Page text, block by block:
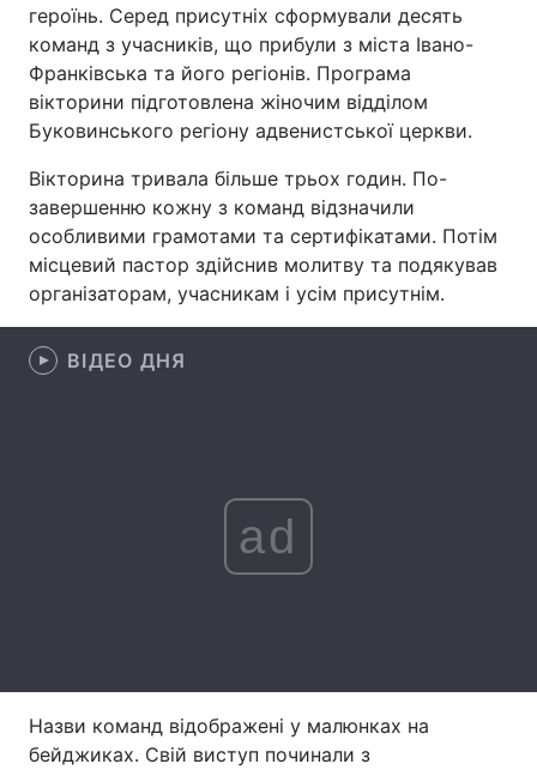
Україна Політика
Економіка Світ
Спорт Наука
Техно і зв'язок Лайт
Зброя Інциденти
Здоров'я Туризм
Цікавинки
Статті
Думки
Послуги
героїнь. Серед присутніх сформували десять
команд з учасників, що прибули з міста Івано-
Франківська та його регіонів. Програма
вікторини підготовлена жіночим відділом
Буковинського регіону адвенистської церкви.
Вікторина тривала більше трьох годин. По-
завершенню кожну з команд відзначили
особливими грамотами та сертифікатами. Потім
місцевий пастор здійснив молитву та подякував
організаторам, учасникам і усім присутнім.
ВІДЕО ДНЯ
ad
Назви команд відображені у малюнках на
бейджиках. Свій виступ починали з